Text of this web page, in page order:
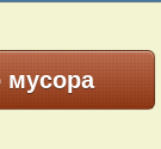
мусора